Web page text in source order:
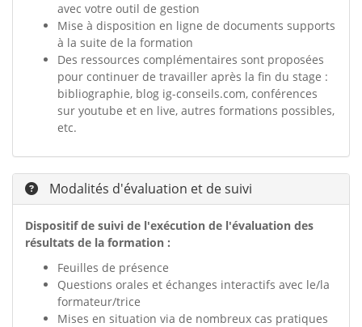
avec votre outil de gestion
Mise à disposition en ligne de documents supports
à la suite de la formation
Des ressources complémentaires sont proposées
pour continuer de travailler après la fin du stage :
bibliographie, blog ig-conseils.com, conférences
sur youtube et en live, autres formations possibles,
etc.
Modalités d'évaluation et de suivi
Dispositif de suivi de l'exécution de l'évaluation des
résultats de la formation :
Feuilles de présence
Questions orales et échanges interactifs avec le/la
formateur/trice
Mises en situation via de nombreux cas pratiques